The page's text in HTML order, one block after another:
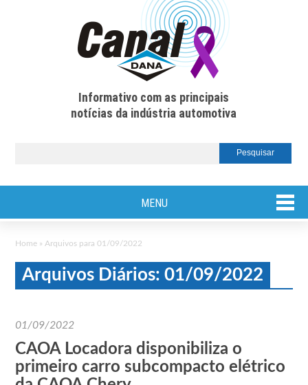
Informativo com as principais
notícias da indústria automotiva
MENU
Home » Arquivos para 01/09/2022
Arquivos Diários: 01/09/2022
01/09/2022
CAOA Locadora disponibiliza o
primeiro carro subcompacto elétrico